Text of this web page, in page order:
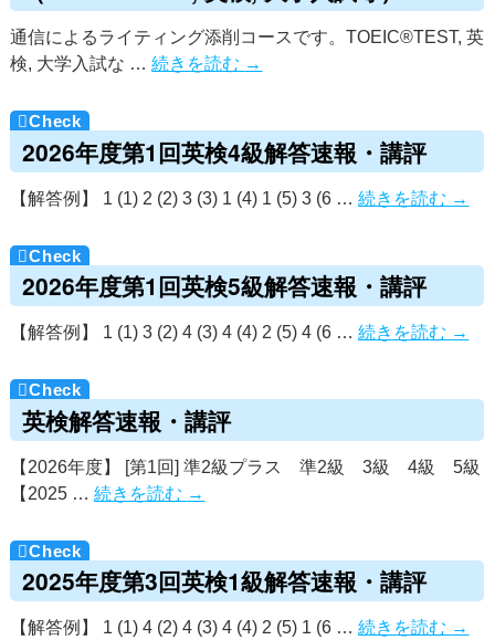
通信によるライティング添削コースです。TOEIC®TEST, 英
検, 大学入試な …続きを読む →
2026年度第1回英検4級解答速報・講評
【解答例】 1 (1) 2 (2) 3 (3) 1 (4) 1 (5) 3 (6 …続きを読む →
2026年度第1回英検5級解答速報・講評
【解答例】 1 (1) 3 (2) 4 (3) 4 (4) 2 (5) 4 (6 …続きを読む →
英検解答速報・講評
【2026年度】 [第1回] 準2級プラス 準2級 3級 4級 5級
【2025 …続きを読む →
2025年度第3回英検1級解答速報・講評
【解答例】 1 (1) 4 (2) 4 (3) 4 (4) 2 (5) 1 (6 …続きを読む →